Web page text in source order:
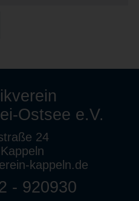
Ostsee e.V.
24
kappeln.de
- 920930